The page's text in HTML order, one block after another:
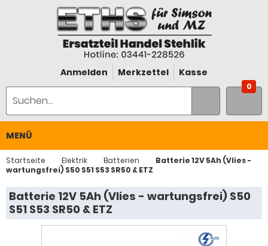
Anmelden Merkzettel Kasse
0
MENÜ
Startseite Elektrik Batterien
Batterie 12V 5Ah (Vlies -
wartungsfrei) S50 S51 S53 SR50 & ETZ
Batterie 12V 5Ah (Vlies - wartungsfrei) S50
S51 S53 SR50 & ETZ